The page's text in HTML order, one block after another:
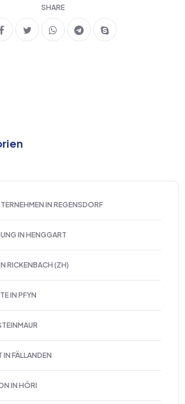
SHARE
IN REGENSDORF
IN HENGGART
RICKENBACH (ZH)
IN PFYN
FÄLLANDEN
IN HÖRI